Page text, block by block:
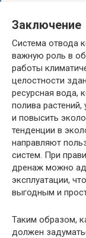
Заключение
Система отвода
важную роль в
работы
целостности
ресурсная вода,
полива
и повысить
тенденции в
направляют
систем. При
дренаж можно
эксплуатации,
выгодным и
Таким образом,
должен